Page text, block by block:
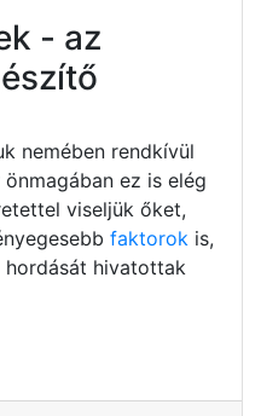
- az
nemében rendkívül
ez is elég
viseljük őket,
faktorok is,
hordását hivatottak